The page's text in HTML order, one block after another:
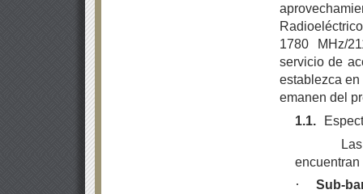
1780 MHz/
servicio de
establezca
emanen del
1.1.
·
Sub-